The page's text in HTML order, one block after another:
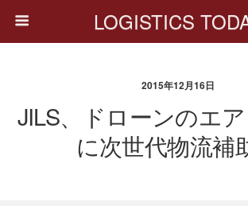
LOGISTICS
2015年12月16日
JILS、ドローンのエ
に次世代物流補